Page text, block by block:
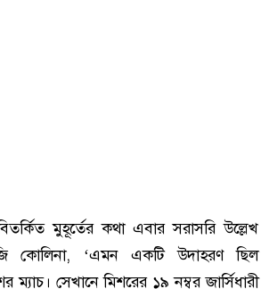
মুহূর্তের কথা এবার সরাসরি উল্লেখ
কোলিনা, ‘এমন একটি উদাহরণ ছিল
ম্যাচ। সেখানে মিশরের ১৯ নম্বর জার্সিধারী